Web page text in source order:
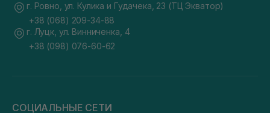
г. Ровно, ул. Кулика и Гудачека, 23 (ТЦ Экватор)
+38 (068) 209-34-88
г. Луцк, ул. Винниченка, 4
+38 (098) 076-60-62
СОЦИАЛЬНЫЕ СЕТИ